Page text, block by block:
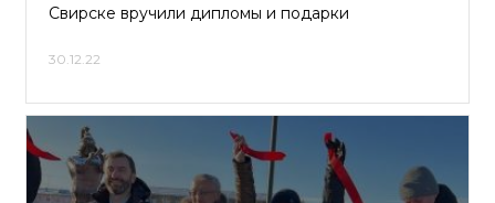
Свирске вручили дипломы и подарки
30.12.22